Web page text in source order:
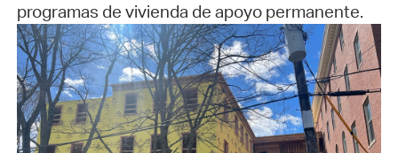
programas de vivienda de apoyo permanente.